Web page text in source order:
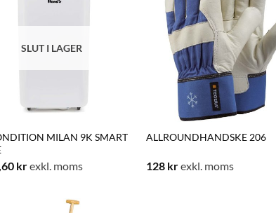
SLUT I LAGER
MILAN 9K SMART
krexkl. moms
ALLROUNDHANDSKE 206
128 krexkl. moms